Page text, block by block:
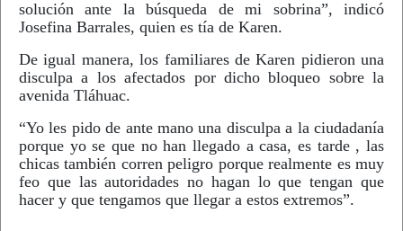
solución ante la búsqueda de mi sobrina”, indicó
Josefina Barrales, quien es tía de Karen.
De igual manera, los familiares de Karen pidieron una
disculpa a los afectados por dicho bloqueo sobre la
avenida Tláhuac.
“Yo les pido de ante mano una disculpa a la ciudadanía
porque yo se que no han llegado a casa, es tarde , las
chicas también corren peligro porque realmente es muy
feo que las autoridades no hagan lo que tengan que
hacer y que tengamos que llegar a estos extremos”.